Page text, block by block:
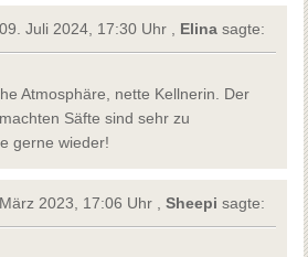
Juli 2024, 17:30 Uhr , Elina sagte:
Atmosphäre, nette Kellnerin. Der
Säfte sind sehr zu
gerne wieder!
2023, 17:06 Uhr ,Sheepi sagte: